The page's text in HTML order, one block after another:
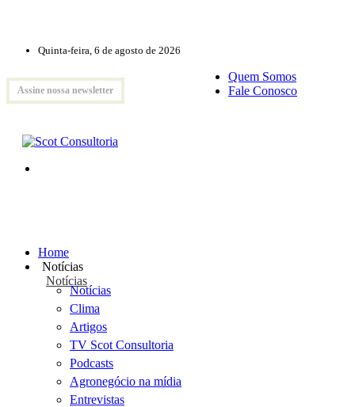
Quinta-feira, 6 de agosto de 2026
Assine nossa newsletter
Quem Somos
Fale Conosco
Home
Notícias
Notícias
Notícias
Clima
Artigos
TV Scot Consultoria
Podcasts
Agronegócio na mídia
Entrevistas